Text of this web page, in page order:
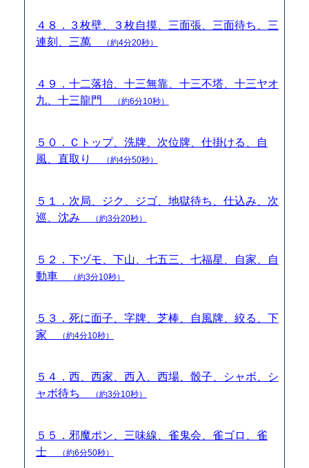
４８．３枚壁、３枚自摸、三面張、三面待ち、三
連刻、三萬
（約4分20秒）
４９．十二落抬、十三無靠、十三不塔、十三ヤオ
九、十三龍門
（約6分10秒）
５０．Ｃトップ、洗牌、次位牌、仕掛ける、自
風、直取り
（約4分50秒）
５１．次局、ジク、ジゴ、地獄待ち、仕込み、次
巡、沈み
（約3分20秒）
５２．下ヅモ、下山、七五三、七福星、自家、自
動車
（約3分10秒）
５３．死に面子、字牌、芝棒、自風牌、絞る、下
家
（約4分10秒）
５４．西、西家、西入、西場、骰子、シャボ、シ
ャボ待ち
（約3分10秒）
５５．邪魔ポン、三味線、雀鬼会、雀ゴロ、雀
士
（約6分50秒）